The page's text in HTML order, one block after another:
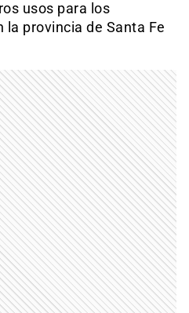
usos para los
la provincia de Santa Fe